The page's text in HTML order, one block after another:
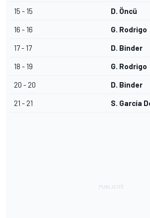
15 - 15 D. Öncü
16 - 16 G. Rodrigo
17 - 17 D. Binder
18 - 19 G. Rodrigo
20 - 20 D. Binder
21 - 21 S. García